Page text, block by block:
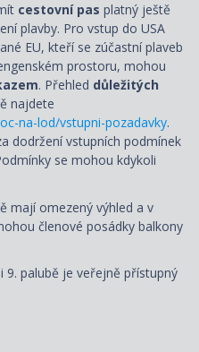
cestovní pas platný ještě
plavby. Pro vstup do USA
EU, kteří se zúčastní plaveb
prostoru, mohou
. Přehled důležitých
najdete
na-lod/vstupni-pozadavky.
dodržení vstupních podmínek
se mohou kdykoli
mají omezený výhled a v
členové posádky balkony
9. palubě je veřejně přístupný